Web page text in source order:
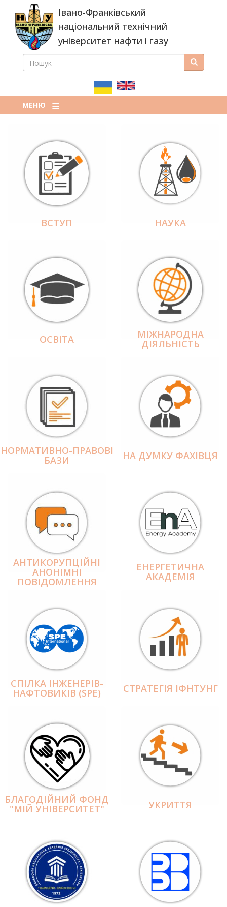
основного
вмісту
Івано-Франківський
національний технічний
університет нафти і газу
ПОШУКОВА
ПОШУК Пошук
МЕНЮ
ВСТУП НАУКА
ОСВІТА МІЖНАРОДНА
ДІЯЛЬНІCТЬ
НОРМАТИВНО-ПРАВОВІ
БАЗИ НА ДУМКУ ФАХІВЦЯ
АНТИКОРУПЦІЙНІ
АНОНІМНІ
ПОВІДОМЛЕННЯ
ЕНЕРГЕТИЧНА
АКАДЕМІЯ
СПІЛКА ІНЖЕНЕРІВ-
НАФТОВИКІВ (SPE) СТРАТЕГІЯ ІФНТУНГ
БЛАГОДІЙНИЙ ФОНД
"МІЙ УНІВЕРСИТЕТ" УКРИТТЯ